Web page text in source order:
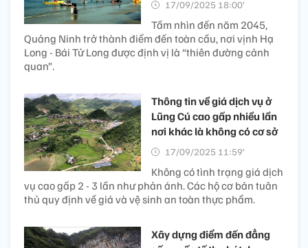
17/09/2025 18:00’
Tầm nhìn đến năm 2045,
Quảng Ninh trở thành điểm đến toàn cầu, nơi vịnh Hạ
Long - Bái Tử Long được định vị là “thiên đường cảnh
quan”.
Thông tin về giá dịch vụ ở
Lũng Cú cao gấp nhiều lần
nơi khác là không có cơ sở
17/09/2025 11:59’
Không có tình trạng giá dịch
vụ cao gấp 2 - 3 lần như phản ánh. Các hộ cơ bản tuân
thủ quy định về giá và vệ sinh an toàn thực phẩm.
Xây dựng điểm đến đẳng